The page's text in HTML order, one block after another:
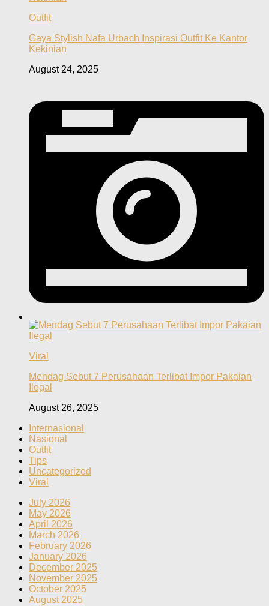
Outfit
Gaya Stylish Nafa Urbach Inspirasi Outfit Ke Kantor
Kekinian
August 24, 2025
Viral
Mendag Sebut 7 Perusahaan Terlibat Impor Pakaian
Ilegal
August 26, 2025
Internasional
Nasional
Outfit
Tips
Uncategorized
Viral
July 2026
May 2026
April 2026
March 2026
February 2026
January 2026
December 2025
November 2025
October 2025
August 2025